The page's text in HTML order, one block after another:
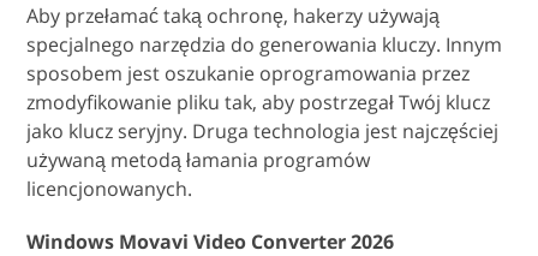
Aby przełamać taką ochronę, hakerzy używają
specjalnego narzędzia do generowania kluczy. Innym
sposobem jest oszukanie oprogramowania przez
zmodyfikowanie pliku tak, aby postrzegał Twój klucz
jako klucz seryjny. Druga technologia jest najczęściej
używaną metodą łamania programów
licencjonowanych.
Windows Movavi Video Converter 2026